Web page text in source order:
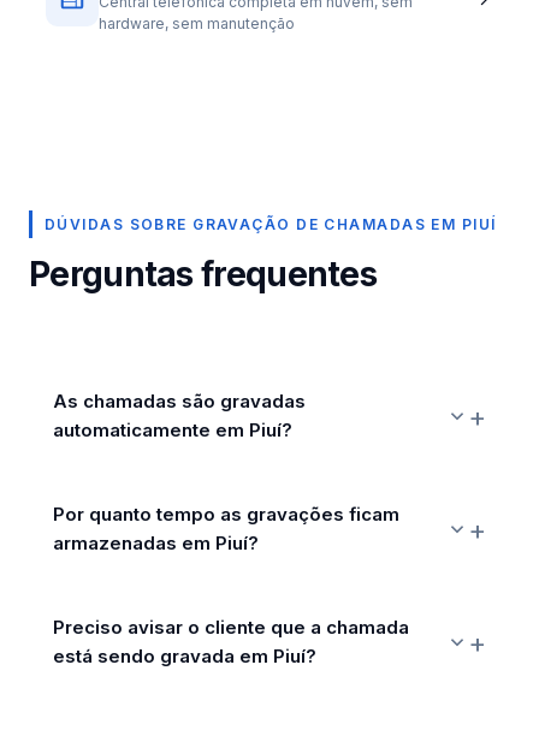
hardware, sem manutenção
DÚVIDAS SOBRE GRAVAÇÃO DE CHAMADAS EM PIUÍ
Perguntas frequentes
As chamadas são gravadas
automaticamente em Piuí?
Por quanto tempo as gravações ficam
armazenadas em Piuí?
Preciso avisar o cliente que a chamada
está sendo gravada em Piuí?